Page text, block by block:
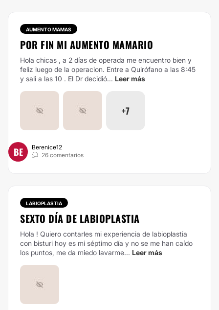
AUMENTO MAMAS
POR FIN MI AUMENTO MAMARIO
Hola chicas , a 2 días de operada me encuentro bien y
feliz luego de la operacion. Entre a Quirófano a las 8:45
y sali a las 10 . El Dr decidió... Leer más
+7
BE
Berenice12
26 comentarios
LABIOPLASTIA
SEXTO DÍA DE LABIOPLASTIA
Hola ! Quiero contarles mi experiencia de labioplastia
con bisturi hoy es mi séptimo día y no se me han caído
los puntos, me da miedo lavarme... Leer más